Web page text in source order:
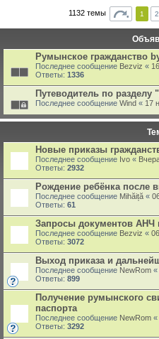
1132 темы 1 2
Румынское гражданство
Последнее сообщение Bezviz «
Ответы: 1336
Путеводитель по
Последнее сообщение Wind « 17
Новые приказы
Последнее сообщение Ivo «
Ответы: 2932
Рождение ребёнка после
Последнее сообщение Mihăiță «
Ответы: 61
Запросы документов АНЧ
Последнее сообщение Bezviz «
Ответы: 3072
Выход приказа и
Последнее сообщение NewRom «
Ответы: 899
Получение румынского
паспорта
Последнее сообщение NewRom «
Ответы: 3292